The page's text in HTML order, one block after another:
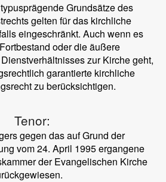
Grundsätze des
gelten für das kirchliche
eingeschränkt. Auch wenn es
oder die äußere
zur Kirche geht,
garantierte kirchliche
zu berücksichtigen.
Tenor:
gegen das auf Grund der
vom 24. April 1995 ergangene
der Evangelischen Kirche